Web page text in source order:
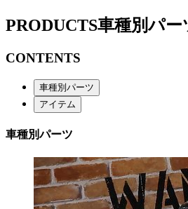
PRODUCTS車種別パ
CONTENTS
車種別パーツ
アイテム
車種別パーツ